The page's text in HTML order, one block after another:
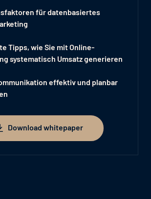
für datenbasiertes
Tipps, wie Sie mit Online-
systematisch Umsatz generieren
effektiv und planbar
whitepaper
Download whitepaper